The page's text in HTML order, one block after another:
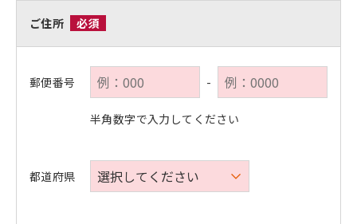
ご住所 必須
郵便番号 -
半角数字で入力してください
都道府県